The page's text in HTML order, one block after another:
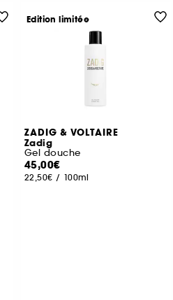
ZADIG & VOLTAIRE
Zadig
Gel douche
45,00€
22,50€ / 100ml
Edition limitée